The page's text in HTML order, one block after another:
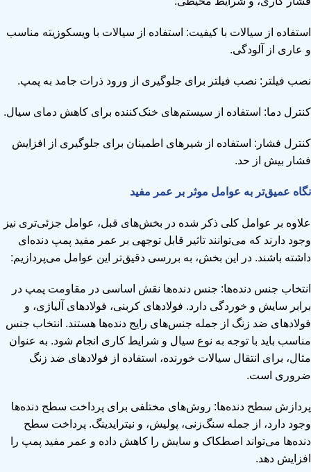
استفاده از سیالات با کیفیت: استفاده از سیالات با ویسکوزیته مناسب
و عاری از آلودگی.
نصب فیلتر: نصب فیلتر برای جلوگیری از ورود ذرات جامد به پمپ.
کنترل دما: استفاده از سیستم‌های خنک‌کننده برای کاهش دمای سیال.
کنترل فشار: استفاده از شیرهای اطمینان برای جلوگیری از افزایش
فشار بیش از حد.
نگاه عمیق‌تر به عوامل موثر بر عمر مفید
علاوه بر عوامل کلی ذکر شده در بخش‌های قبل، عوامل جزئی‌تری نیز
وجود دارند که می‌توانند تاثیر قابل توجهی بر عمر مفید پمپ دنده‌ای
داشته باشند. در این بخش، به بررسی دقیق‌تر این عوامل می‌پردازیم:
انتخاب جنس دنده‌ها: جنس دنده‌ها نقش اساسی در مقاومت پمپ در
برابر سایش و خوردگی دارد. فولادهای کربنی، فولادهای آلیاژی، و
فولادهای ضد زنگ از جمله جنس‌های رایج دنده‌ها هستند. انتخاب جنس
مناسب باید با توجه به نوع سیال و شرایط کاری انجام شود. به عنوان
مثال، برای انتقال سیالات خورنده، استفاده از فولادهای ضد زنگ
ضروری است.
پردازش سطح دنده‌ها: روش‌های مختلفی برای پرداخت سطح دنده‌ها
وجود دارد، از جمله سنگ‌زنی، پولیش، و نیترایدینگ. پرداخت سطح
دنده‌ها می‌تواند اصطکاک و سایش را کاهش داده و عمر مفید پمپ را
افزایش دهد.